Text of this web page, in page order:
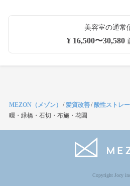
美容室の通常
¥ 16,500〜30,580
MEZON（メゾン） /髪質改善/酸性ストレ
畷・緑橋・石切・布施・花園
Copyright Jocy